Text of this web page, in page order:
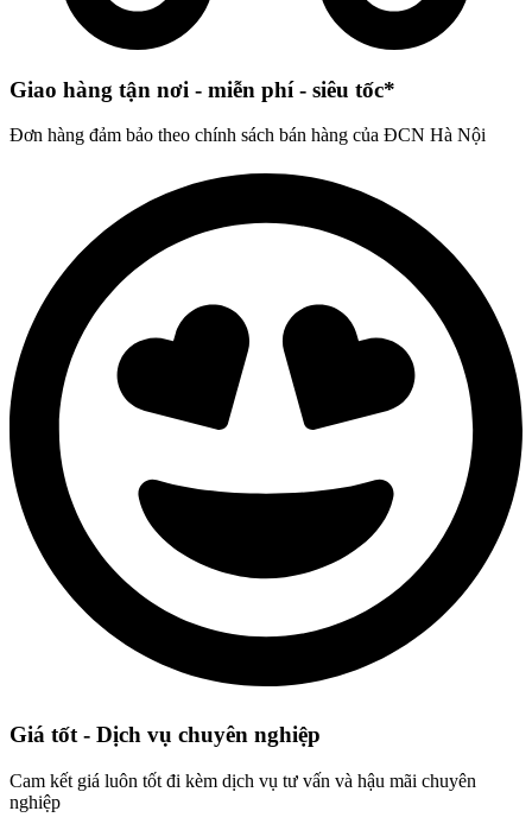
Giao hàng tận nơi - miễn phí - siêu tốc*
Đơn hàng đảm bảo theo chính sách bán hàng của ĐCN Hà Nội
Giá tốt - Dịch vụ chuyên nghiệp
Cam kết giá luôn tốt đi kèm dịch vụ tư vấn và hậu mãi chuyên
nghiệp